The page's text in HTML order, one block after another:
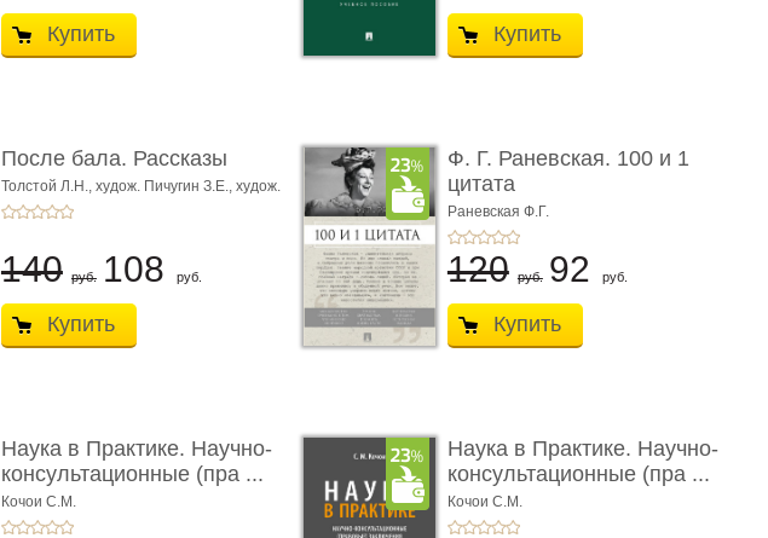
Купить Купить
После бала. Рассказы
Толстой Л.Н., худож. Пичугин З.Е., худож.
Лебедев А.И.,
140 руб. 108 руб.
Купить
Ф. Г. Раневская. 100 и 1
цитата
Раневская Ф.Г.
120 руб. 92 руб.
Купить
Наука в Практике. Научно-
консультационные (пра ...
Кочои С.М.
Наука в Практике. Научно-
консультационные (пра ...
Кочои С.М.